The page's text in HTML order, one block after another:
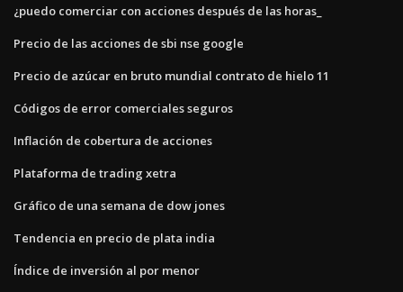
¿puedo comerciar con acciones después de las horas_
Precio de las acciones de sbi nse google
Precio de azúcar en bruto mundial contrato de hielo 11
Códigos de error comerciales seguros
Inflación de cobertura de acciones
Plataforma de trading xetra
Gráfico de una semana de dow jones
Tendencia en precio de plata india
Índice de inversión al por menor